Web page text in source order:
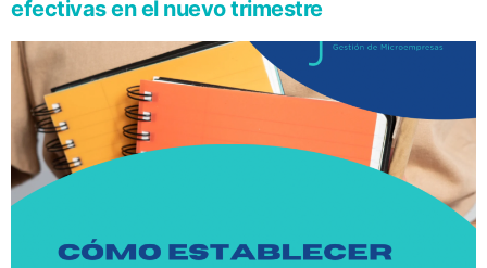
efectivas en el nuevo trimestre